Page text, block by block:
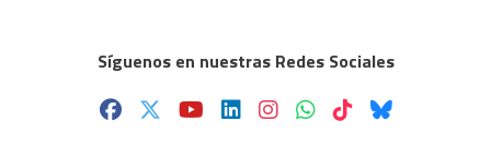
Síguenos en nuestras Redes Sociales